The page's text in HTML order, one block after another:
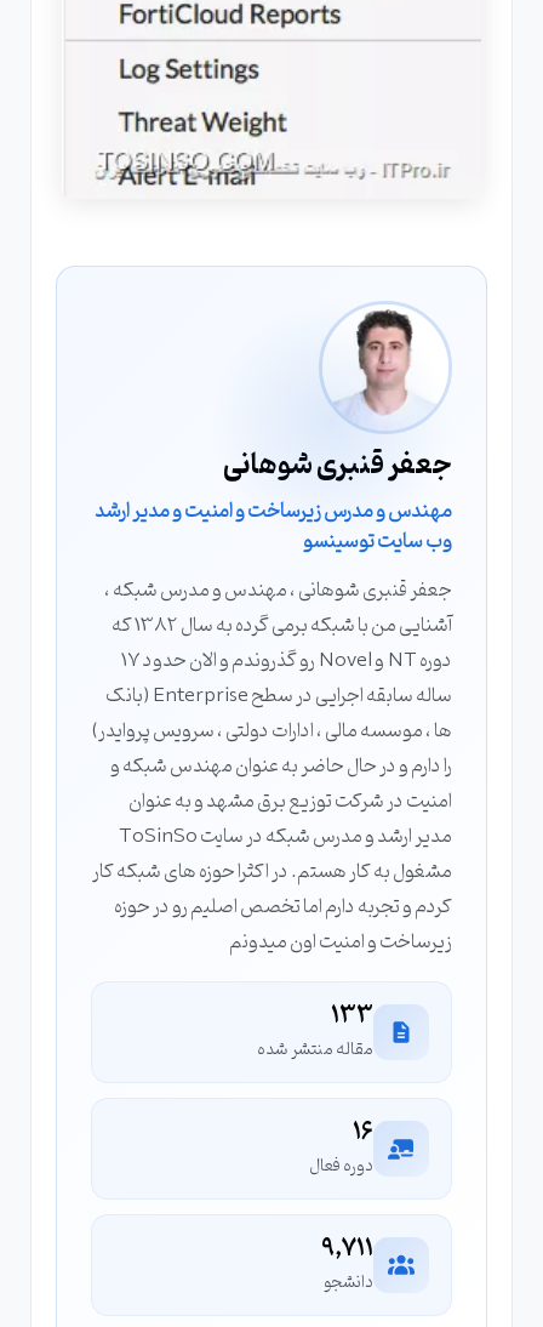
جعفر قنبری شوهانی
مهندس و مدرس زیرساخت و امنیت و مدیر ارشد
وب سایت توسینسو
جعفر قنبری شوهانی ، مهندس و مدرس شبکه ،
آشنایی من با شبکه برمی گرده به سال 1382 که
دوره NT و Novel رو گذروندم و الان حدود 17
ساله سابقه اجرایی در سطح Enterprise (بانک
ها ، موسسه مالی ، ادارات دولتی ، سرویس پروایدر)
را دارم و در حال حاضر به عنوان مهندس شبکه و
امنیت در شرکت توزیع برق مشهد و به عنوان
مدیر ارشد و مدرس شبکه در سایت ToSinSo
مشغول به کار هستم. در اکثرا حوزه های شبکه کار
کردم و تجربه دارم اما تخصص اصلیم رو در حوزه
زیرساخت و امنیت اون میدونم
133
مقاله منتشر شده
16
دوره فعال
9,711
دانشجو